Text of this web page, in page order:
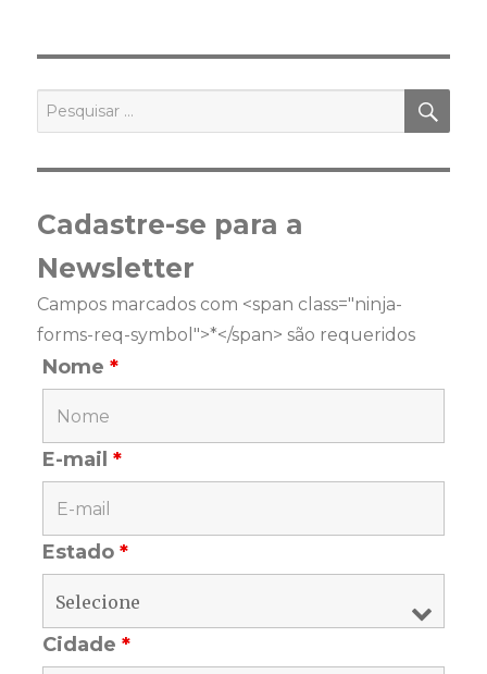
por:
Cadastre-se para a
Newsletter
Campos marcados com <span class="ninja-
forms-req-symbol">*</span> são requeridos
Nome*
E-mail*
Estado*
Cidade*